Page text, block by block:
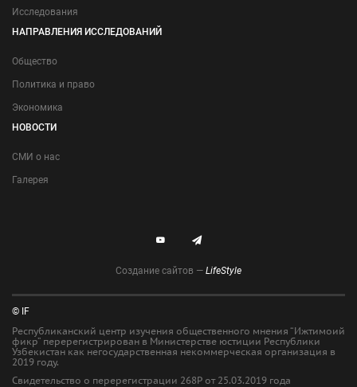
Исследования
НАПРАВЛЕНИЯ ИССЛЕДОВАНИЙ
Общество
Политика и право
Экономика
НОВОСТИ
СМИ о нас
Галерея
Создание сайтов — LifeStyle
© IF
Республиканский центр изучения общественного мнения “Ижтимоий
фикр” перерегистрирован в Министерстве юстиции Республики
Узбекистан как негосударственная некоммерческая организация в
2019 году.
Свидетельство о перерегистрации 268Р от 25.03.2019 года